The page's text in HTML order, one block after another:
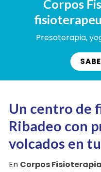
Corpos
Presoterapia,
Un centro de
Ribadeo con
volcados en
En Corpos Fisioterapia